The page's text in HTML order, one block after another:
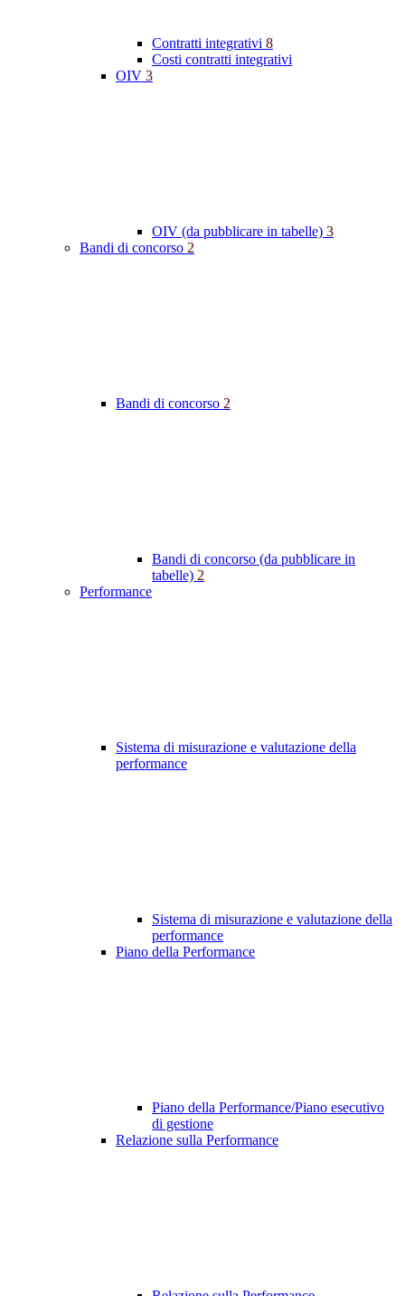
Contratti integrativi 8
Costi contratti integrativi
OIV 3
OIV (da pubblicare in tabelle) 3
Bandi di concorso 2
Bandi di concorso 2
Bandi di concorso (da pubblicare in
tabelle) 2
Performance
Sistema di misurazione e valutazione della
performance
Sistema di misurazione e valutazione della
performance
Piano della Performance
Piano della Performance/Piano esecutivo
di gestione
Relazione sulla Performance